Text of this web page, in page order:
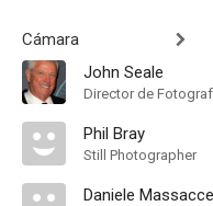
Cámara
John Seale
Phil Bray
Still Photographer